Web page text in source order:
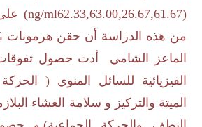
ng/ml) على
من هذه الدراسة أن حقن هرمونات
الماعز الشامي أدت حصول
الفيزيائية للسائل المنوي ( الحركة
الميتة والتركيز و سلامة الغشاء